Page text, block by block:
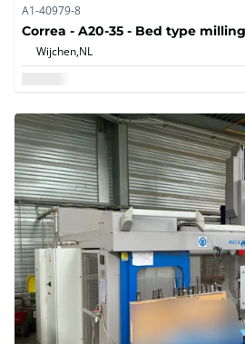
A1-40979-8
Correa - A20-35 - Bed type
Wijchen,NL